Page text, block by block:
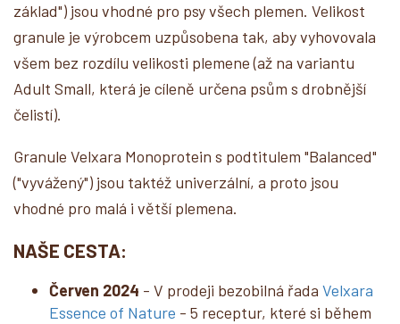
základ") jsou vhodné pro psy všech plemen. Velikost
granule je výrobcem uzpůsobena tak, aby vyhovovala
všem bez rozdílu velikosti plemene (až na variantu
Adult Small, která je cíleně určena psům s drobnější
čelistí).
Granule Velxara Monoprotein s podtitulem "Balanced"
("vyvážený") jsou taktéž univerzální, a proto jsou
vhodné pro malá i větší plemena.
NAŠE CESTA:
Červen 2024 - V prodeji bezobilná řada Velxara
Essence of Nature - 5 receptur, které si během